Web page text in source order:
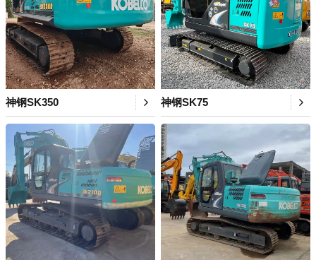
神钢SK350 神钢SK75